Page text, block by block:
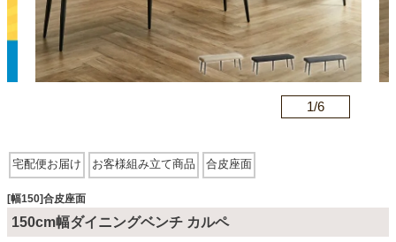
カテゴリから探す
ソファ
ダイニングテーブル・セット
1/6
宅配便お届け お客様組み立て商品 合皮座面
[幅150]合皮座面
150cm幅ダイニングベンチ カルペ